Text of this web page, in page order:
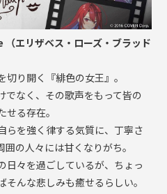
エリザベス・ローズ・ブラッド
り開く『緋色の女王』。
でなく、その歌声をもって皆の
る存在。
らを強く律する気質に、丁寧さ
の人々には甘くなりがち。
日々を過ごしているが、ちょっ
んな悲しみも癒せるらしい。